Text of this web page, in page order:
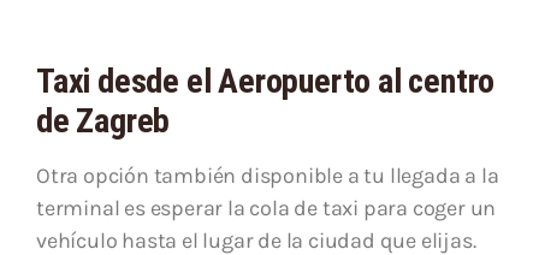
Taxi desde el Aeropuerto al centro
de Zagreb
Otra opción también disponible a tu llegada a la
terminal es esperar la cola de taxi para coger un
vehículo hasta el lugar de la ciudad que elijas.